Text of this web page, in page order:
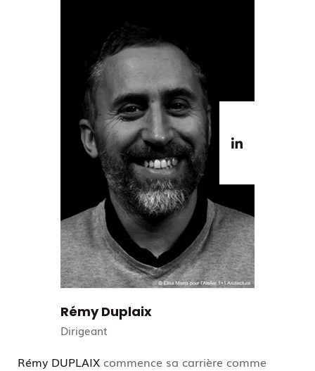
Rémy Duplaix
Dirigeant
Rémy DUPLAIX commence sa carrière comme